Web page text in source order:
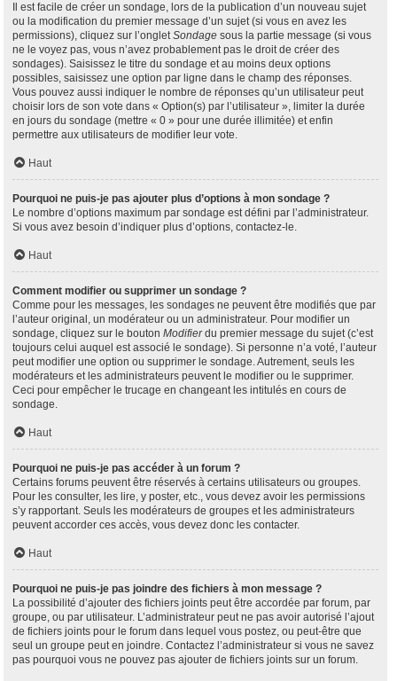
Il est facile de créer un sondage, lors de la publication d’un nouveau sujet
ou la modification du premier message d’un sujet (si vous en avez les
permissions), cliquez sur l’ongletSondage sous la partie message (si vous
ne le voyez pas, vous n’avez probablement pas le droit de créer des
sondages). Saisissez le titre du sondage et au moins deux options
possibles, saisissez une option par ligne dans le champ des réponses.
Vous pouvez aussi indiquer le nombre de réponses qu’un utilisateur peut
choisir lors de son vote dans « Option(s) par l’utilisateur », limiter la durée
en jours du sondage (mettre « 0 » pour une durée illimitée) et enfin
permettre aux utilisateurs de modifier leur vote.
Haut
Pourquoi ne puis-je pas ajouter plus d’options à mon sondage ?
Le nombre d’options maximum par sondage est défini par l’administrateur.
Si vous avez besoin d’indiquer plus d’options, contactez-le.
Haut
Comment modifier ou supprimer un sondage ?
Comme pour les messages, les sondages ne peuvent être modifiés que par
l’auteur original, un modérateur ou un administrateur. Pour modifier un
sondage, cliquez sur le bouton Modifierdu premier message du sujet (c’est
toujours celui auquel est associé le sondage). Si personne n’a voté, l’auteur
peut modifier une option ou supprimer le sondage. Autrement, seuls les
modérateurs et les administrateurs peuvent le modifier ou le supprimer.
Ceci pour empêcher le trucage en changeant les intitulés en cours de
sondage.
Haut
Pourquoi ne puis-je pas accéder à un forum ?
Certains forums peuvent être réservés à certains utilisateurs ou groupes.
Pour les consulter, les lire, y poster, etc., vous devez avoir les permissions
s’y rapportant. Seuls les modérateurs de groupes et les administrateurs
peuvent accorder ces accès, vous devez donc les contacter.
Haut
Pourquoi ne puis-je pas joindre des fichiers à mon message ?
La possibilité d’ajouter des fichiers joints peut être accordée par forum, par
groupe, ou par utilisateur. L’administrateur peut ne pas avoir autorisé l’ajout
de fichiers joints pour le forum dans lequel vous postez, ou peut-être que
seul un groupe peut en joindre. Contactez l’administrateur si vous ne savez
pas pourquoi vous ne pouvez pas ajouter de fichiers joints sur un forum.